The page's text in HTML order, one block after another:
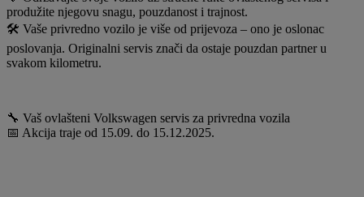
produžite njegovu snagu, pouzdanost i trajnost.
🛠️ Vaše privredno vozilo je više od prijevoza – ono je oslonac
poslovanja. Originalni servis znači da ostaje pouzdan partner u
svakom kilometru.
🔧 Vaš ovlašteni Volkswagen servis za privredna vozila
📅 Akcija traje od 15.09. do 15.12.2025.